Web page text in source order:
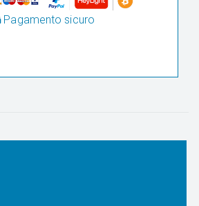
Pagamento sicuro